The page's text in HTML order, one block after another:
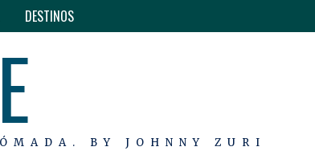
DESTINOS
BY JOHNNY ZURI